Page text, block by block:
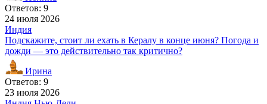
Ответов: 9
24 июля 2026
Индия
Подскажите, стоит ли ехать в Кералу в конце июня? Погода и
дожди — это действительно так критично?
Ирина
Ответов: 9
23 июля 2026